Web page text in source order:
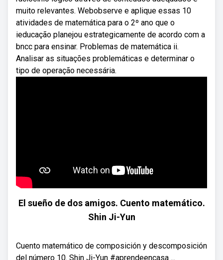
muito relevantes. Webobserve e aplique essas 10
atividades de matemática para o 2º ano que o
ieducação planejou estrategicamente de acordo com a
bncc para ensinar. Problemas de matemática ii.
Analisar as situações problemáticas e determinar o
tipo de operação necessária.
El sueño de dos amigos. Cuento matemático.
Shin Ji-Yun
Cuento matemático de composición y descomposición
del número 10. Shin Ji-Yun #aprendeencasa ...